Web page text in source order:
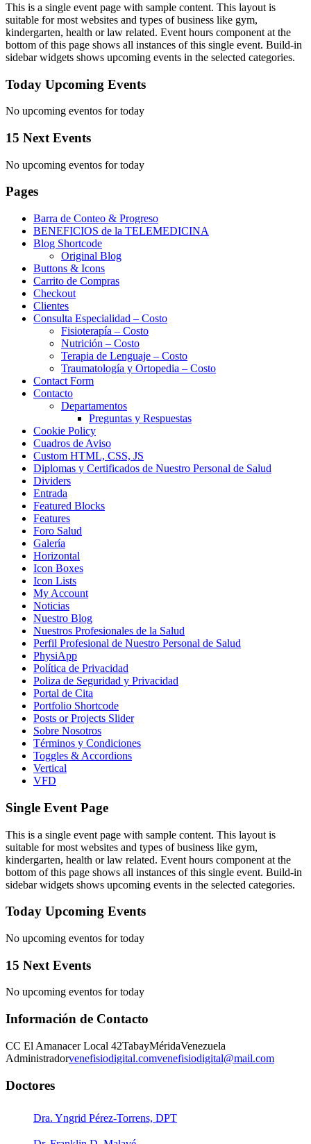
This is a single event page with sample content. This layout is
suitable for most websites and types of business like gym,
kindergarten, health or law related. Event hours component at the
bottom of this page shows all instances of this single event. Build-in
sidebar widgets shows upcoming events in the selected categories.
Today Upcoming Events
No upcoming eventos for today
15 Next Events
No upcoming eventos for today
Pages
Barra de Conteo & Progreso
BENEFICIOS de la TELEMEDICINA
Blog Shortcode
Original Blog
Buttons & Icons
Carrito de Compras
Checkout
Clientes
Consulta Especialidad – Costo
Fisioterapía – Costo
Nutrición – Costo
Terapia de Lenguaje – Costo
Traumatología y Ortopedia – Costo
Contact Form
Contacto
Departamentos
Preguntas y Respuestas
Cookie Policy
Cuadros de Aviso
Custom HTML, CSS, JS
Diplomas y Certificados de Nuestro Personal de Salud
Dividers
Entrada
Featured Blocks
Features
Foro Salud
Galería
Horizontal
Icon Boxes
Icon Lists
My Account
Noticias
Nuestro Blog
Nuestros Profesionales de la Salud
Perfil Profesional de Nuestro Personal de Salud
PhysiApp
Política de Privacidad
Poliza de Seguridad y Privacidad
Portal de Cita
Portfolio Shortcode
Posts or Projects Slider
Sobre Nosotros
Términos y Condiciones
Toggles & Accordions
Vertical
VFD
Single Event Page
This is a single event page with sample content. This layout is
suitable for most websites and types of business like gym,
kindergarten, health or law related. Event hours component at the
bottom of this page shows all instances of this single event. Build-in
sidebar widgets shows upcoming events in the selected categories.
Today Upcoming Events
No upcoming eventos for today
15 Next Events
No upcoming eventos for today
Información de Contacto
CC El Amanacer Local 42TabayMéridaVenezuela
Administradorvenefisiodigital.comvenefisiodigital@mail.com
Doctores
Dra. Yngrid Pérez-Torrens, DPT